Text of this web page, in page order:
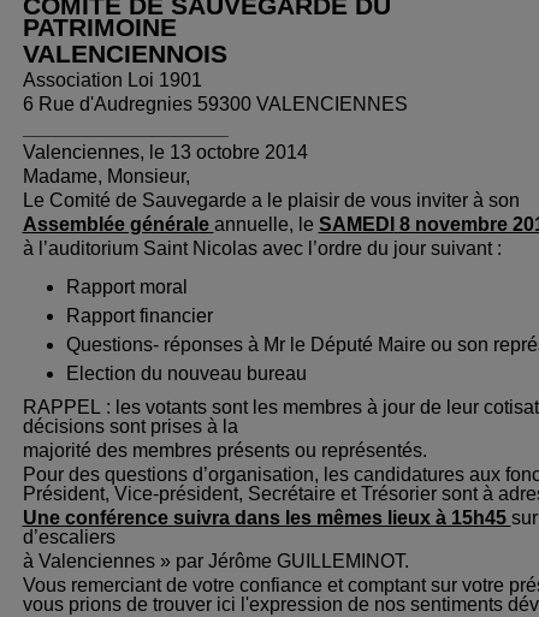
COMITE DE SAUVEGARDE DU
PATRIMOINE
VALENCIENNOIS
Association Loi 1901
6 Rue d'Audregnies 59300 VALENCIENNES
Valenciennes, le 13 octobre 2014
Madame, Monsieur,
Le Comité de Sauvegarde a le plaisir de vous inviter à son
Assemblée générale annuelle, le SAMEDI 8 novembre
à l’auditorium Saint Nicolas avec l’ordre du jour suivant :
Rapport moral
Rapport financier
Questions- réponses à Mr le Député Maire ou son
Election du nouveau bureau
RAPPEL : les votants sont les membres à jour de leur
décisions sont prises à la
majorité des membres présents ou représentés.
Pour des questions d’organisation, les candidatures aux
Président, Vice-président, Secrétaire et Trésorier sont à
Une conférence suivra dans les mêmes lieux à 15h45
d’escaliers
à Valenciennes » par Jérôme GUILLEMINOT.
Vous remerciant de votre confiance et comptant sur votre
vous prions de trouver ici l'expression de nos sentiments